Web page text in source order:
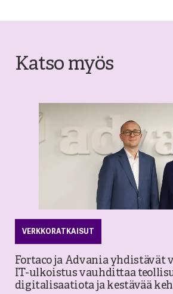
Katso myös
VERKKORATKAISUT
Fortaco ja Advania yhdistävät
IT-ulkoistus vauhdittaa
digitalisaatiota ja kestävää